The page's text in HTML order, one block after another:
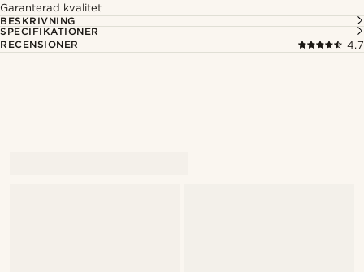
Garanterad kvalitet
BESKRIVNING
SPECIFIKATIONER
RECENSIONER
4.7